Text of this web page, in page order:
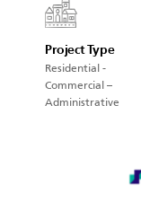
Project Type
Residential -
Commercial –
Administrative